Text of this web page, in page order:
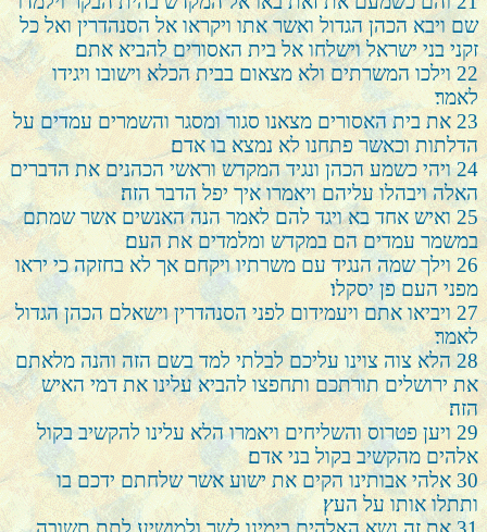
שם ויבא הכהן הגדול ואשר אתו ויקראו אל הסנהדרין ואל כל
זקני בני ישראל וישלחו אל בית האסורים להביא אתם׃
22 וילכו המשרתים ולא מצאום בבית הכלא וישובו ויגידו
לאמר׃
23 את בית האסורים מצאנו סגור ומסגר והשמרים עמדים על
הדלתות וכאשר פתחנו לא נמצא בו אדם׃
24 ויהי כשמע הכהן ונגיד המקדש וראשי הכהנים את הדברים
האלה ויבהלו עליהם ויאמרו איך יפל הדבר הזה׃
25 ואיש אחד בא ויגד להם לאמר הנה האנשים אשר שמתם
במשמר עמדים הם במקדש ומלמדים את העם׃
26 וילך שמה הנגיד עם משרתיו ויקחם אך לא בחזקה כי יראו
מפני העם פן יסקלו׃
27 ויביאו אתם ויעמידום לפני הסנהדרין וישאלם הכהן הגדול
לאמר׃
28 הלא צוה צוינו עליכם לבלתי למד בשם הזה והנה מלאתם
את ירושלים תורתכם ותחפצו להביא עלינו את דמי האיש
הזה׃
29 ויען פטרוס והשליחים ויאמרו הלא עלינו להקשיב בקול
אלהים מהקשיב בקול בני אדם׃
30 אלהי אבותינו הקים את ישוע אשר שלחתם ידכם בו
ותתלו אותו על העץ׃